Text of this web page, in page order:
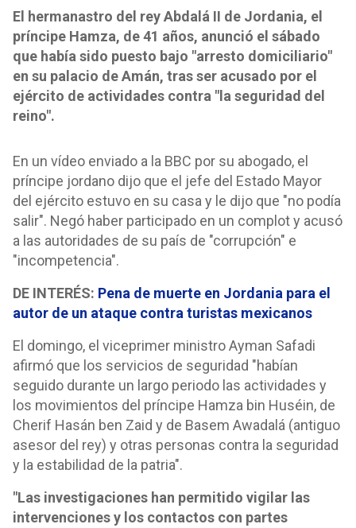
El hermanastro del rey Abdalá II de Jordania, el
príncipe Hamza, de 41 años, anunció el sábado
que había sido puesto bajo "arresto domiciliario"
en su palacio de Amán, tras ser acusado por el
ejército de actividades contra "la seguridad del
reino".
En un vídeo enviado a la BBC por su abogado, el
príncipe jordano dijo que el jefe del Estado Mayor
del ejército estuvo en su casa y le dijo que "no podía
salir". Negó haber participado en un complot y acusó
a las autoridades de su país de "corrupción" e
"incompetencia".
DE INTERÉS: Pena de muerte en Jordania para el
autor de un ataque contra turistas mexicanos
El domingo, el viceprimer ministro Ayman Safadi
afirmó que los servicios de seguridad "habían
seguido durante un largo periodo las actividades y
los movimientos del príncipe Hamza bin Huséin, de
Cherif Hasán ben Zaid y de Basem Awadalá (antiguo
asesor del rey) y otras personas contra la seguridad
y la estabilidad de la patria".
"Las investigaciones han permitido vigilar las
intervenciones y los contactos con partes